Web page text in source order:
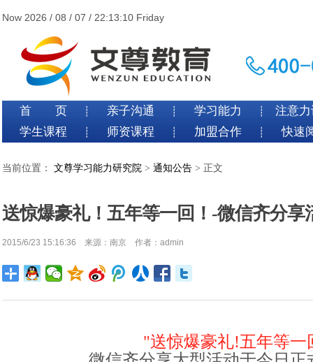
Now 2026 / 08 / 07 / 22:13:10 Friday
首 页 ┊ 亲子沟通 ┊ 学习能力 ┊
注意
学生课程
┊ 师资课程 ┊ 加盟合作 ┊ 快速
当前位置： 文尊学习能力研究院 > 通知公告 > 正文
送惊爆豪礼！五年等一回！-微信齐分享
2015/6/23 15:16:36 来源：南京 作者：admin
"送惊爆豪礼!五年等一